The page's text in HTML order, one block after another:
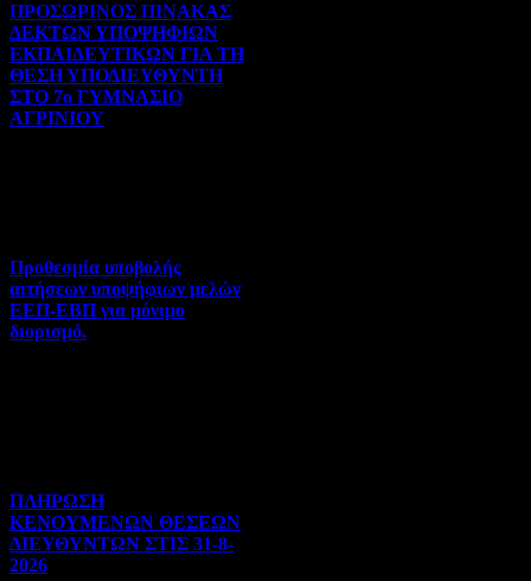
ΠΡΟΣΩΡΙΝΟΣ ΠΙΝΑΚΑΣ
ΔΕΚΤΩΝ ΥΠΟΨΗΦΙΩΝ
ΕΚΠΑΙΔΕΥΤΙΚΩΝ ΓΙΑ ΤΗ
ΘΕΣΗ ΥΠΟΔΙΕΥΘΥΝΤΗ
ΣΤΟ 7ο ΓΥΜΝΑΣΙΟ
ΑΓΡΙΝΙΟΥ
Προθεσμία υποβολής
αιτήσεων υποψήφιων μελών
ΕΕΠ-ΕΒΠ για μόνιμο
διορισμό.
ΠΛΗΡΩΣΗ
ΚΕΝΟΥΜΕΝΩΝ ΘΕΣΕΩΝ
ΔΙΕΥΘΥΝΤΩΝ ΣΤΙΣ 31-8-
2026